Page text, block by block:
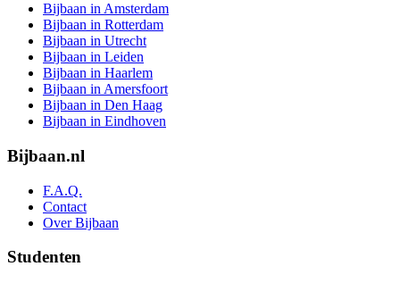
Bijbaan in Amsterdam
Bijbaan in Rotterdam
Bijbaan in Utrecht
Bijbaan in Leiden
Bijbaan in Haarlem
Bijbaan in Amersfoort
Bijbaan in Den Haag
Bijbaan in Eindhoven
Bijbaan.nl
F.A.Q.
Contact
Over Bijbaan
Studenten